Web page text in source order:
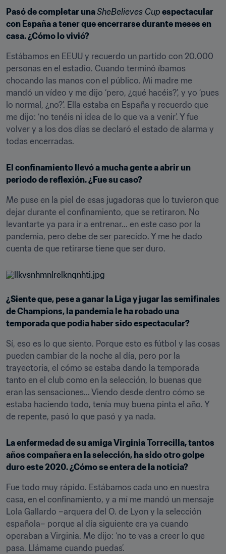
Pasó de completar una SheBelieves Cup espectacular
con España a tener que encerrarse durante meses en
casa. ¿Cómo lo vivió?
Estábamos en EEUU y recuerdo un partido con 20.000
personas en el estadio. Cuando terminó íbamos
chocando las manos con el público. Mi madre me
mandó un vídeo y me dijo ‘pero, ¿qué hacéis?’, y yo ‘pues
lo normal, ¿no?’. Ella estaba en España y recuerdo que
me dijo: ‘no tenéis ni idea de lo que va a venir’. Y fue
volver y a los dos días se declaró el estado de alarma y
todas encerradas.
El confinamiento llevó a mucha gente a abrir un
periodo de reflexión. ¿Fue su caso?
Me puse en la piel de esas jugadoras que lo tuvieron que
dejar durante el confinamiento, que se retiraron. No
levantarte ya para ir a entrenar... en este caso por la
pandemia, pero debe de ser parecido. Y me he dado
cuenta de que retirarse tiene que ser duro.
¿Siente que, pese a ganar la Liga y jugar las semifinales
de Champions, la pandemia le ha robado una
temporada que podía haber sido espectacular?
Sí, eso es lo que siento. Porque esto es fútbol y las cosas
pueden cambiar de la noche al día, pero por la
trayectoria, el cómo se estaba dando la temporada
tanto en el club como en la selección, lo buenas que
eran las sensaciones... Viendo desde dentro cómo se
estaba haciendo todo, tenía muy buena pinta el año. Y
de repente, pasó lo que pasó y ya nada.
La enfermedad de su amiga Virginia Torrecilla, tantos
años compañera en la selección, ha sido otro golpe
duro este 2020. ¿Cómo se entera de la noticia?
Fue todo muy rápido. Estábamos cada uno en nuestra
casa, en el confinamiento, y a mí me mandó un mensaje
Lola Gallardo –arquera del O. de Lyon y la selección
española– porque al día siguiente era ya cuando
operaban a Virginia. Me dijo: ‘no te vas a creer lo que
pasa. Llámame cuando puedas’.